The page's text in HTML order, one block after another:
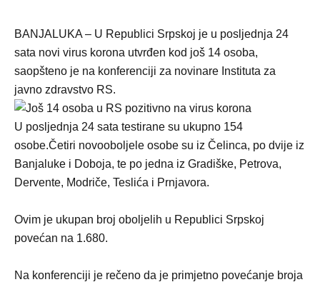
BANJALUKA – U Republici Srpskoj je u posljednja 24
sata novi virus korona utvrđen kod još 14 osoba,
saopšteno je na konferenciji za novinare Instituta za
javno zdravstvo RS.
U posljednja 24 sata testirane su ukupno 154
osobe.Četiri novooboljele osobe su iz Čelinca, po dvije iz
Banjaluke i Doboja, te po jedna iz Gradiške, Petrova,
Dervente, Modriče, Teslića i Prnjavora.
Ovim je ukupan broj oboljelih u Republici Srpskoj
povećan na 1.680.
Na konferenciji je rečeno da je primjetno povećanje broja